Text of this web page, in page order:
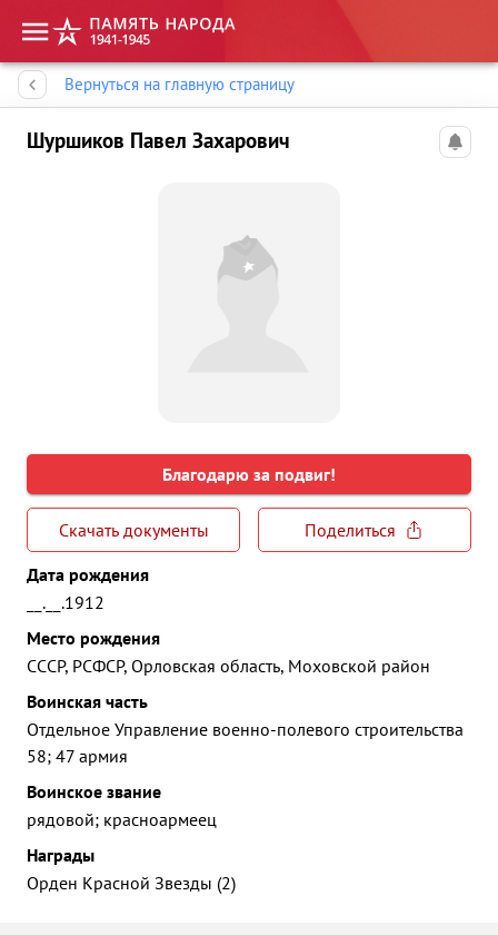
Вернуться на главную страницу
Шуршиков Павел Захарович
Благодарю за подвиг!
Скачать документы
Поделиться
Дата рождения
__.__.1912
Место рождения
СССР, РСФСР, Орловская область, Моховской район
Воинская часть
Отдельное Управление военно-полевого строительства
58; 47 армия
Воинское звание
рядовой; красноармеец
Награды
Орден Красной Звезды (2)
Память народа